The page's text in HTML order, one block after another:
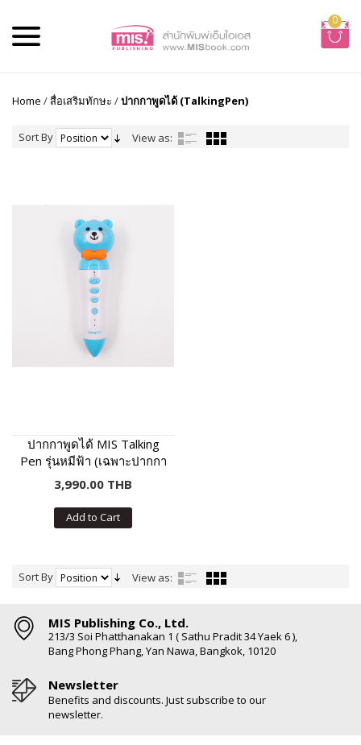
0
Home /สื่อเสริมทักษะ /ปากกาพูดได้ (TalkingPen)
Sort By View as:
ปากกาพูดได้ MIS Talking
Pen รุ่นหมีฟ้า (เฉพาะปากกา
พูดได้ ไม่มีหนังสือในชุด)
3,990.00 THB
Add to Cart
Sort By View as:
MIS Publishing Co., Ltd.
213/3 Soi Phatthanakan 1 ( Sathu Pradit 34 Yaek 6 ),
Bang Phong Phang, Yan Nawa, Bangkok, 10120
Newsletter
Benefits and discounts. Just subscribe to our
newsletter.